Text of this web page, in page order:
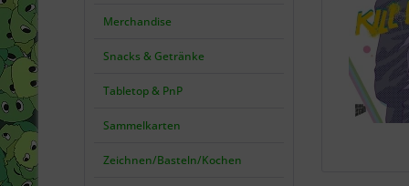
Merchandise
Snacks & Getränke
Tabletop & PnP
Sammelkarten
Zeichnen/Basteln/Kochen